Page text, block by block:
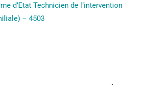
d’Etat Technicien de l’intervention
– 4503